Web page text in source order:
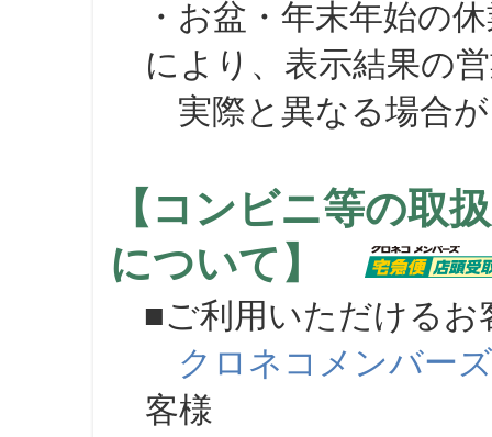
・お盆・年末年始の
により、表示結果の
実際と異なる場合が
【コンビニ等の取
について】
■ご利用いただけるお
クロネコメンバーズ
客様